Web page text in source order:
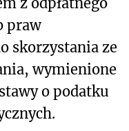
praw
skorzystania ze
wymienione
o podatku